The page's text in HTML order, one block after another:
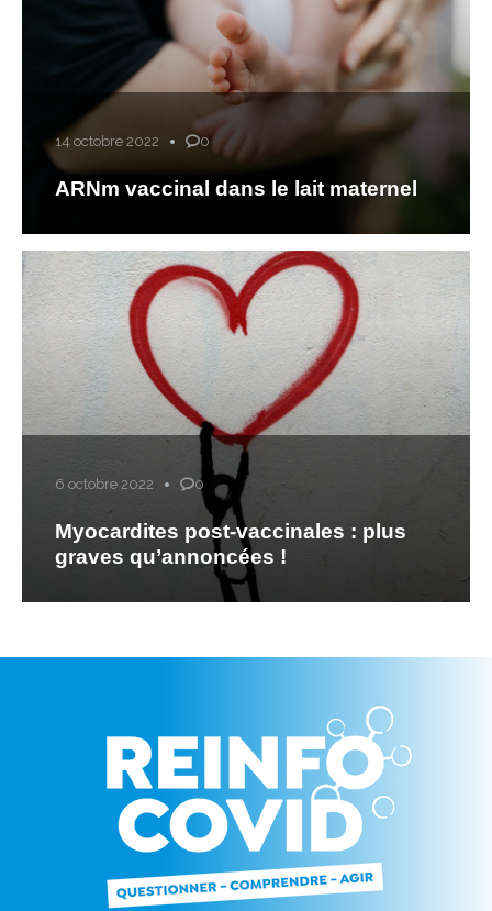
14 octobre 2022 0
ARNm vaccinal dans le lait maternel
6 octobre 2022 0
Myocardites post-vaccinales : plus
graves qu’annoncées !